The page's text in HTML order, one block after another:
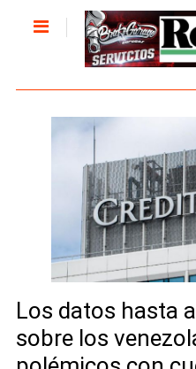
Los datos hasta
sobre los